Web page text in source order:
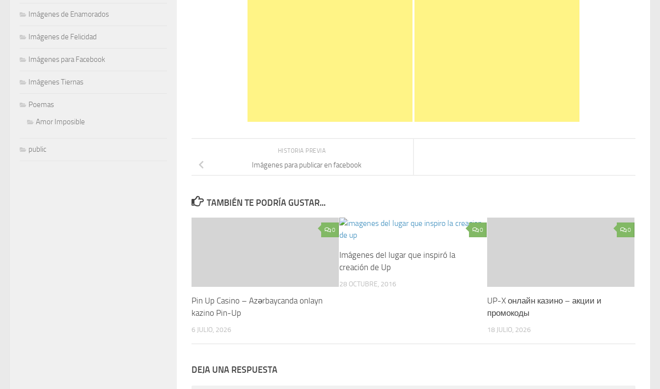
HISTORIA PREVIA
Imágenes para publicar en facebook
TAMBIÉN TE PODRÍA GUSTAR...
0
Pin Up Casino – Azərbaycanda onlayn
kazino Pin-Up
6 JULIO, 2026
0
Imágenes del lugar que inspiró la
creación de Up
28 OCTUBRE, 2016
0
UP-X онлайн казино – акции и
промокоды
18 JULIO, 2026
DEJA UNA RESPUESTA
Imágenes de Enamorados
Imágenes de Felicidad
Imágenes para Facebook
Imágenes Tiernas
Poemas
Amor Imposible
public